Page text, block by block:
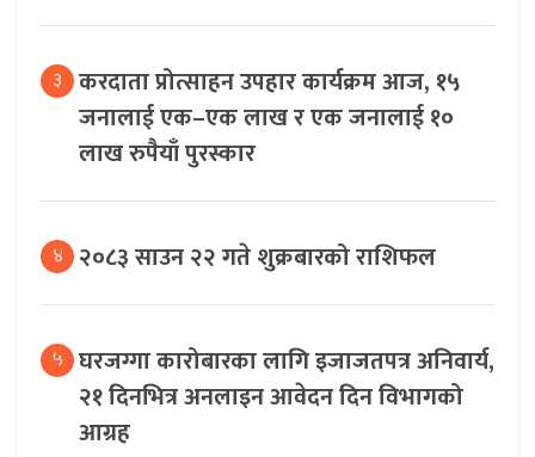
३ करदाता प्रोत्साहन उपहार कार्यक्रम आज, १५
जनालाई एक–एक लाख र एक जनालाई १०
लाख रुपैयाँ पुरस्कार
४ २०८३ साउन २२ गते शुक्रबारको राशिफल
५ घरजग्गा कारोबारका लागि इजाजतपत्र अनिवार्य,
२१ दिनभित्र अनलाइन आवेदन दिन विभागको
आग्रह